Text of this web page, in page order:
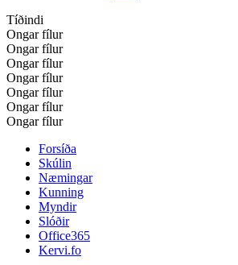
Tíðindi
Ongar fílur
Ongar fílur
Ongar fílur
Ongar fílur
Ongar fílur
Ongar fílur
Ongar fílur
Forsíða
Skúlin
Næmingar
Kunning
Myndir
Slóðir
Office365
Kervi.fo